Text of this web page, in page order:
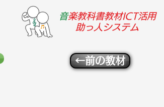
​音楽教科書教材ICT活用
助っ人システム
←前の教材